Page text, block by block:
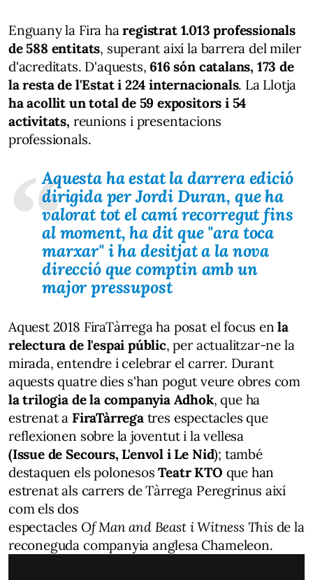
Enguany la Fira ha registrat 1.013 professionals
de 588 entitats, superant així la barrera del miler
d'acreditats. D'aquests,616 són catalans, 173 de
la resta de l'Estat i 224 internacionals. La Llotja
ha acollit un total de 59 expositors i 54
activitats, reunions i presentacions
professionals.
Aquesta ha estat la darrera edició
dirigida perJordi Duran, que ha
valorat tot el camí recorregut fins
al moment, ha dit que "ara toca
marxar" i ha desitjat a la nova
direcció que comptin amb un
major pressupost
Aquest 2018 FiraTàrrega ha posat el focus enla
relectura de l'espai públic, per actualitzar-ne la
mirada, entendre i celebrar el carrer. Durant
aquests quatre dies s'han pogut veure obres com
la trilogia de la companyia Adhok, que ha
estrenat a FiraTàrregatres espectacles que
reflexionen sobre la joventut i la vellesa
(Issue de Secours, L'envol i Le Nid); també
destaquen els polonesosTeatr KTO que han
estrenat als carrers de Tàrrega Peregrinus així
com els dos
espectacles Of Man and Beast i Witness Thisde la
reconeguda companyia anglesa Chameleon.